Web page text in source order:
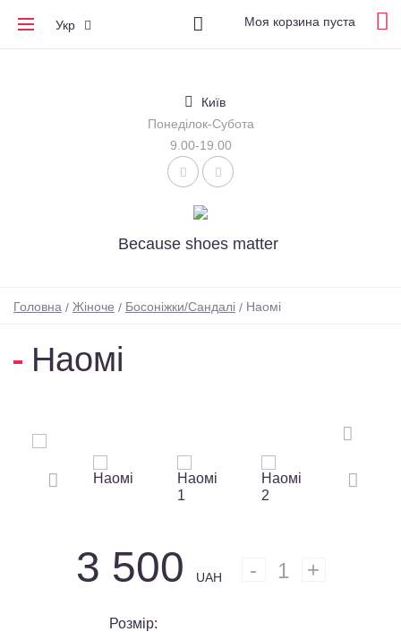
Понеділок-Субота
9.00-19.00
Укр
Київ
Because shoes matter
Моя корзина пуста
Головна Жіноче Босоніжки/Сандалі Наомі
Наомі
3 500 UAH 1
Розмір: